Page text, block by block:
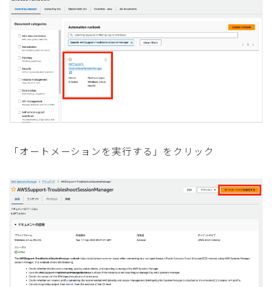
「オートメーションを実行する」をクリック